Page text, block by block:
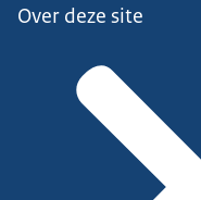
Over deze site